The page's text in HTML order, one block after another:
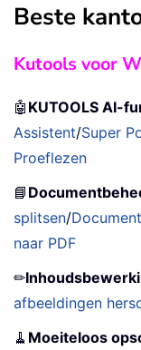
Beste
Kutools voor
🤖 KUTOOLS AI-
Assistent/Super
Proeflezen
📘
splitsen/
naar PDF
✏
afbeeldingen
🧹 Moeiteloos